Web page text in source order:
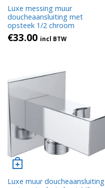
Luxe messing muur
doucheaansluiting met
opsteek 1/2 chroom
€33.00 incl BTW
Luxe muur doucheaansluiting